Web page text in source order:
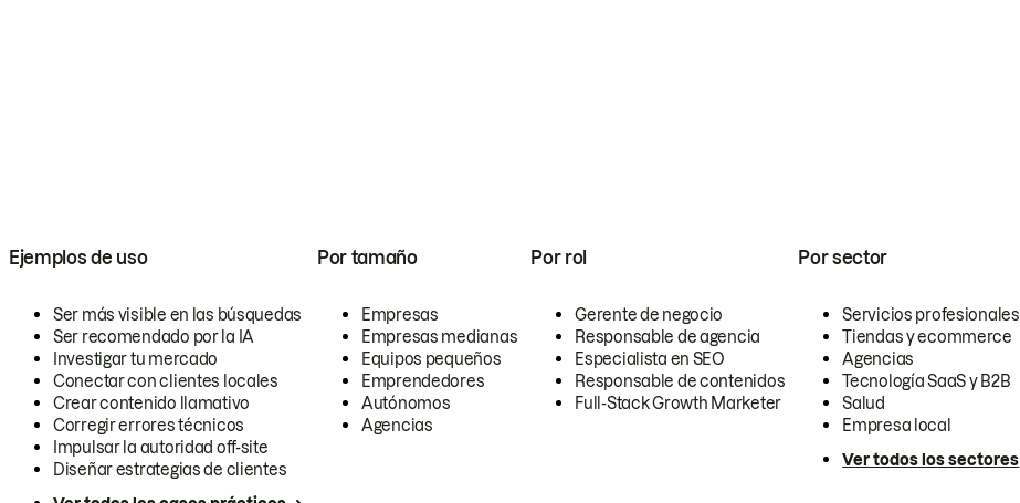
Ejemplos de uso
Ser más visible en las búsquedas
Ser recomendado por la IA
Investigar tu mercado
Conectar con clientes locales
Crear contenido llamativo
Corregir errores técnicos
Impulsar la autoridad off-site
Diseñar estrategias de clientes
Por tamaño
Empresas
Empresas medianas
Equipos pequeños
Emprendedores
Autónomos
Agencias
Por rol
Gerente de negocio
Responsable de agencia
Especialista en SEO
Responsable de contenidos
Full-Stack Growth Marketer
Por sector
Servicios profesionales
Tiendas y ecommerce
Agencias
Tecnología SaaS y B2B
Salud
Empresa local
Ver todos los sectores